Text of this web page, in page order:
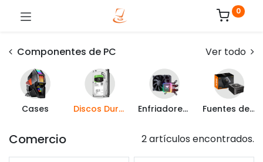
0
Componentes de PC Ver todo
Cases Discos Duros Internos Enfriadores y Ventiladores Fuentes de Poder
Comercio 2 artículos encontrados.